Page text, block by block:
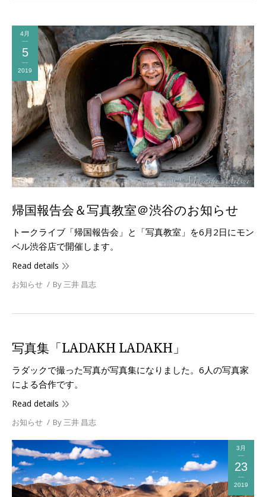
4月
5
2019
帰国報告会＆写真教室＠渋谷のお知らせ
トークライブ「帰国報告会」と「写真教室」を6月2日にモン
ベル渋谷店で開催します。
Read details
お知らせ By 三井 昌志
写真集「LADAKH LADAKH」
ラダックで撮った写真が写真集になりました。6人の写真家
による合作です。
Read details
お知らせ By 三井 昌志
3月
23
2019